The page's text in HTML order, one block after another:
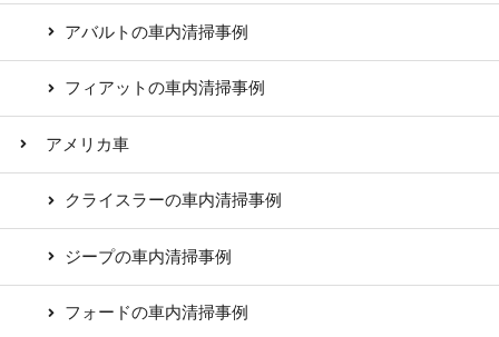
アバルトの車内清掃事例
フィアットの車内清掃事例
アメリカ車
クライスラーの車内清掃事例
ジープの車内清掃事例
フォードの車内清掃事例